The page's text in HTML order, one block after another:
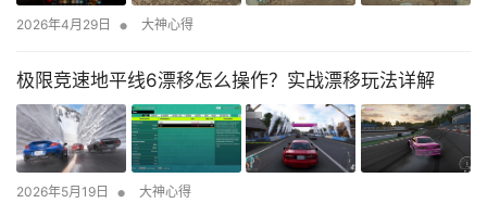
2026年4月29日 • 大神心得
极限竞速地平线6漂移怎么操作？实战漂移玩法详解
2026年5月19日 • 大神心得